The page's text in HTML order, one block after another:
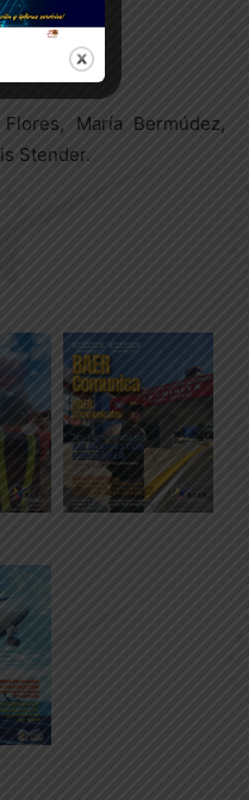
Delgado.
María Bermúdez,
Stender.